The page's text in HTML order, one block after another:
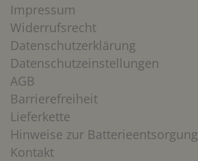
Impressum
Widerrufsrecht
Datenschutzerklärung
Datenschutzeinstellungen
AGB
Barrierefreiheit
Lieferkette
Hinweise zur Batterieentsorgung
Kontakt